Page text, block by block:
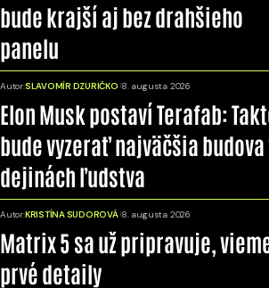
bude krajší aj bez drahšieho
panelu
Autor:SLAVOMÍR DZURIČKO 8. augusta 2026
Elon Musk postaví Terafab:
bude vyzerať najväčšia budova
dejinách ľudstva
Autor:KRISTÍNA SUDOROVÁ 8. augusta 2026
Matrix 5 sa už pripravuje,
prvé detaily